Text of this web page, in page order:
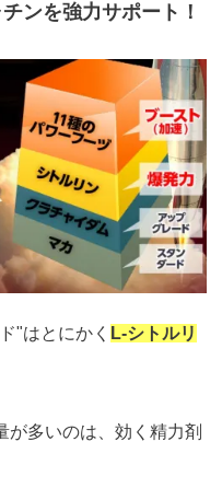
ンを強力サポート！
"はとにかく L-シトルリ
が多いのは、効く精力剤